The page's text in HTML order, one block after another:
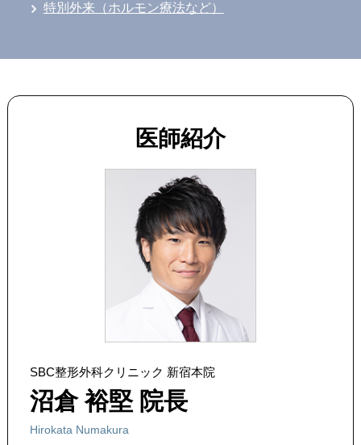
特別外来（ホルモン療法など）
医師紹介
SBC整形外科クリニック 新宿本院
沼倉 裕堅 院長
Hirokata Numakura